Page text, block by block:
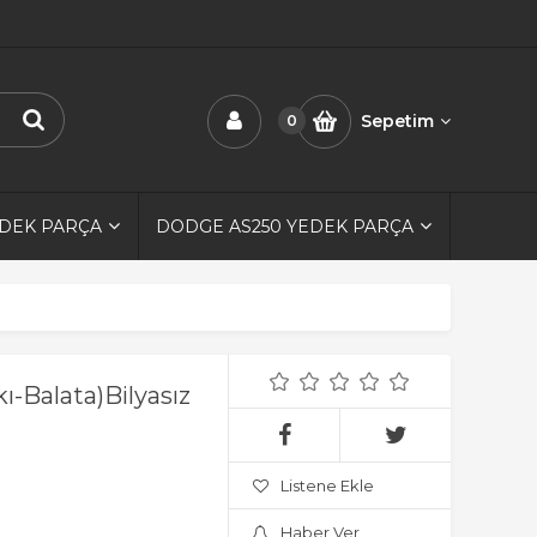
0 Sepetim
PARÇA DODGE AS250 YEDEK PARÇA
Balata)Bilyasız
Listene Ekle
Haber Ver